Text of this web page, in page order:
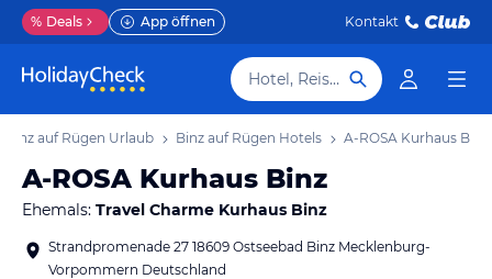
% Deals App öffnen Kontakt
Hotel, Reiseziel
Binz auf Rügen Urlaub Binz auf Rügen Hotels A-ROSA Kurhaus Binz
A-ROSA Kurhaus Binz
Ehemals: Travel Charme Kurhaus Binz
Strandpromenade 27 18609 Ostseebad Binz Mecklenburg-
Vorpommern Deutschland